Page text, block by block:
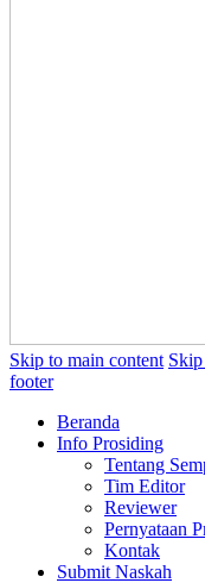
Skip to main content
footer
Beranda
Info Prosiding
Tentang
Tim Editor
Reviewer
Pernyataan
Kontak
Submit Naskah